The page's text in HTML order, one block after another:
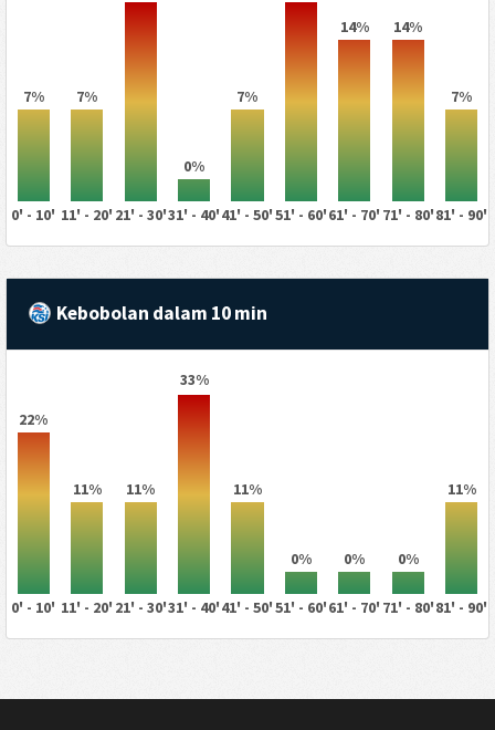
7% 7%
0%
7%
14%
14%
7%
0' - 10' 11' - 20' 21' - 30'31' - 40'41' - 50'51' - 60'61' - 70' 71' - 80'81' - 90'
Kebobolan dalam 10 min
22%
11% 11%
33%
11%
0% 0% 0%
11%
0' - 10' 11' - 20' 21' - 30'31' - 40'41' - 50'51' - 60'61' - 70' 71' - 80'81' - 90'